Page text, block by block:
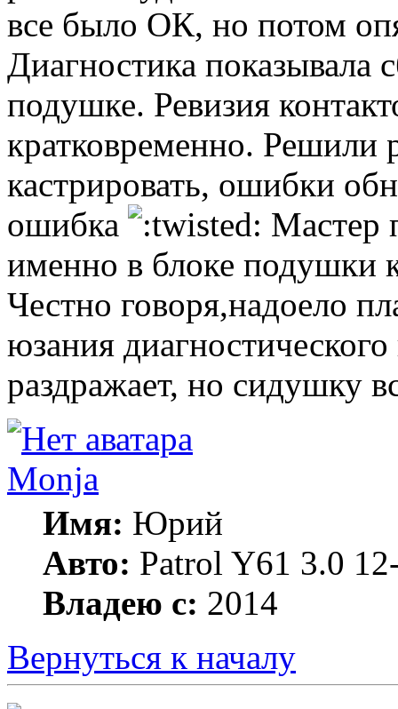
все было ОК, но потом
Диагностика показывала
подушке. Ревизия
кратковременно. Решили
кастрировать, ошибки
ошибка
Мастер
именно в блоке подушки
Честно говоря,надоело
юзания
раздражает, но сидушку
Monja
Имя: Юрий
Авто: Patrol Y61 3.0
Владею с: 2014
Вернуться к началу